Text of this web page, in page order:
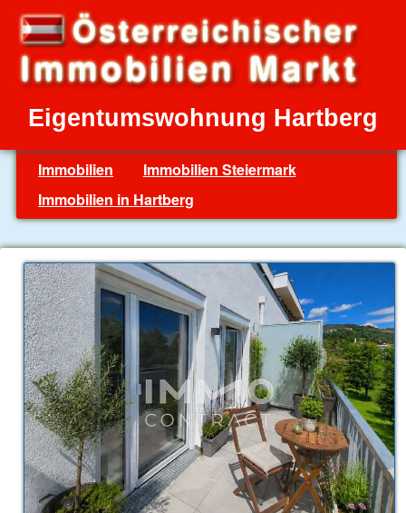
Eigentumswohnung Hartberg
Immobilien
Immobilien Steiermark
Immobilien in Hartberg